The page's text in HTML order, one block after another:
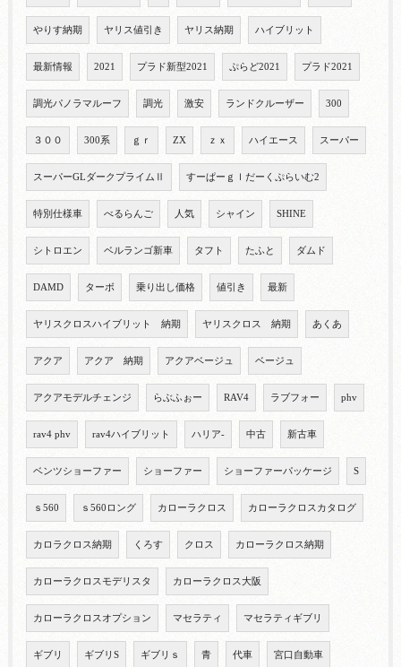
やりす納期 ヤリス値引き ヤリス納期 ハイブリット
最新情報 2021 プラド新型2021 ぷらど2021 プラド2021
調光パノラマルーフ 調光 激安 ランドクルーザー 300
３００ 300系 ｇｒ ZX ｚｘ ハイエース スーパー
スーパーGLダークプライムⅡ すーぱーｇｌだーくぷらいむ2
特別仕様車 べるらんご 人気 シャイン SHINE
シトロエン ベルランゴ新車 タフト たふと ダムド
DAMD ターボ 乗り出し価格 値引き 最新
ヤリスクロスハイブリット 納期 ヤリスクロス 納期 あくあ
アクア アクア 納期 アクアベージュ ベージュ
アクアモデルチェンジ らぶふぉー RAV4 ラブフォー phv
rav4 phv rav4ハイブリット ハリア- 中古 新古車
ベンツショーファー ショーファー ショーファーパッケージ S
ｓ560 ｓ560ロング カローラクロス カローラクロスカタログ
カロラクロス納期 くろす クロス カローラクロス納期
カローラクロスモデリスタ カローラクロス大阪
カローラクロスオプション マセラティ マセラティギブリ
ギブリ ギブリS ギブリｓ 青 代車 宮口自動車